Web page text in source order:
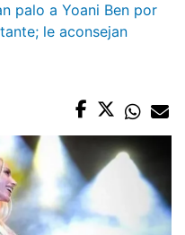
palo a Yoani Ben por
le aconsejan